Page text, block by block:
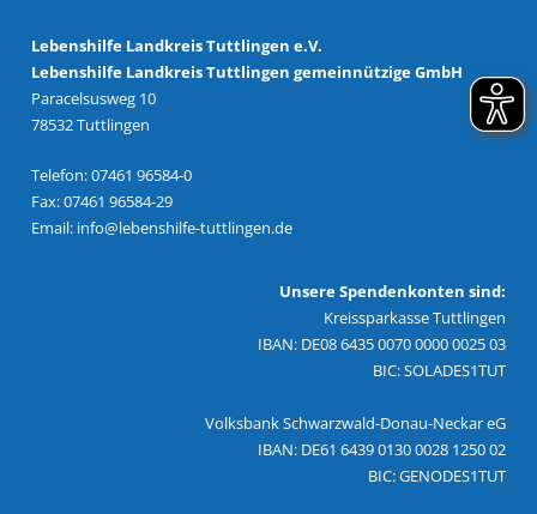
Lebenshilfe Landkreis Tuttlingen e.V.
Lebenshilfe Landkreis Tuttlingen gemeinnützige GmbH
Paracelsusweg 10
78532 Tuttlingen
Telefon: 07461 96584-0
Fax: 07461 96584-29
Email: info@lebenshilfe-tuttlingen.de
Unsere Spendenkonten sind:
Kreissparkasse Tuttlingen
IBAN: DE08 6435 0070 0000 0025 03
BIC: SOLADES1TUT
Volksbank Schwarzwald-Donau-Neckar eG
IBAN: DE61 6439 0130 0028 1250 02
BIC: GENODES1TUT